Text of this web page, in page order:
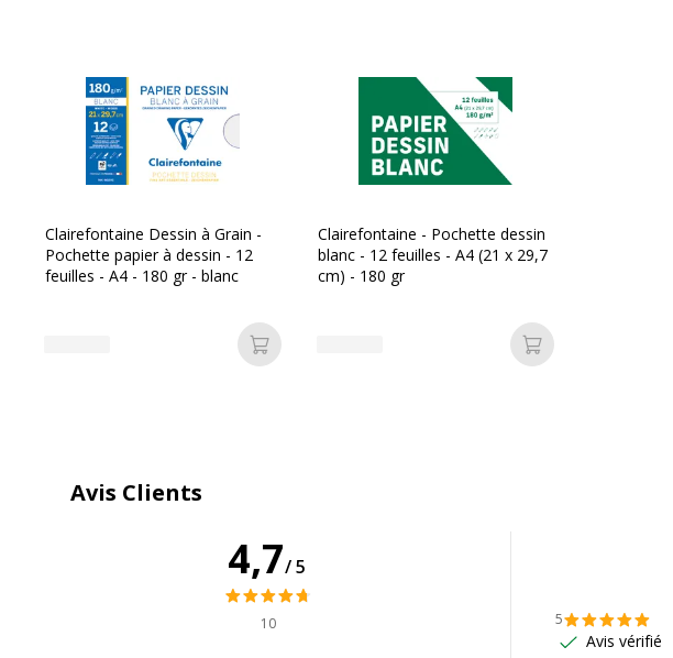
Données d'identification
Code barre maitre 3148950271075
CANSON
Clairefontaine Dessin à Grain -
Pochette papier à dessin - 12
feuilles - A4 - 180 gr - blanc
Ajouter au panier
Clairefontaine - Pochette dessin
blanc - 12 feuilles - A4 (21 x 29,7
cm) - 180 gr
Ajouter au panier
Avis Clients
4,7/5
10 5
Avis vérifié